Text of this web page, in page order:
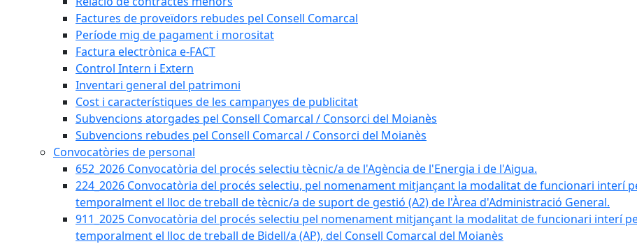
Factures de proveïdors rebudes pel Consell Comarcal
Període mig de pagament i morositat
Factura electrònica e-FACT
Control Intern i Extern
Inventari general del patrimoni
Cost i característiques de les campanyes de publicitat
Subvencions atorgades pel Consell Comarcal / Consorci del Moianès
Subvencions rebudes pel Consell Comarcal / Consorci del Moianès
Convocatòries de personal
652_2026 Convocatòria del procés selectiu tècnic/a de l'Agència de l'Energia i de l'Aigua.
224_2026 Convocatòria del procés selectiu, pel nomenament mitjançant la modalitat de funcionari interí
temporalment el lloc de treball de tècnic/a de suport de gestió (A2) de l'Àrea d'Administració General.
911_2025 Convocatòria del procés selectiu pel nomenament mitjançant la modalitat de funcionari interí
temporalment el lloc de treball de Bidell/a (AP), del Consell Comarcal del Moianès